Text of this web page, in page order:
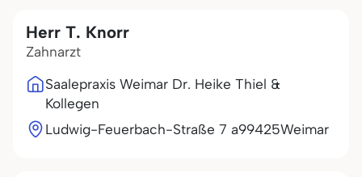
Herr T. Knorr
Zahnarzt
Saalepraxis Weimar Dr. Heike Thiel &
Kollegen
Ludwig-Feuerbach-Straße 7 a99425Weimar